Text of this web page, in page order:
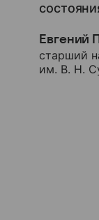
Евгений
старший
им. В. Н.